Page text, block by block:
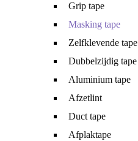
Grip tape
Masking tape
Zelfklevende tape
Dubbelzijdig tape
Aluminium tape
Afzetlint
Duct tape
Afplaktape